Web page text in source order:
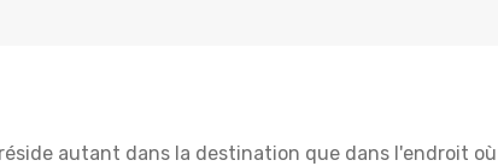
autant dans la destination que dans l'endroit